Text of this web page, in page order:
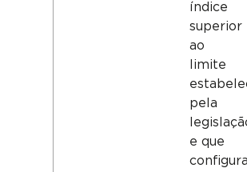
índice
superior
ao
limite
pela
e que